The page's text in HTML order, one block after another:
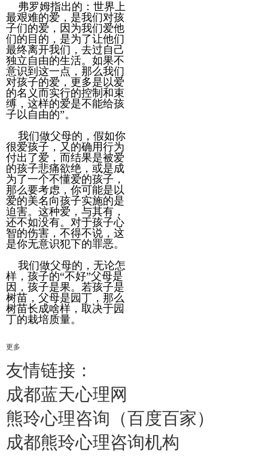
弗罗姆指出的：世界上
最艰难的爱，是我们对孩
子们的爱，因为我们爱他
们的目的，是为了让他们
最终离开我们，去过自己
独立自由的生活。如果不
意识到这一点，那么我们
对孩子的爱，更多是以爱
的名义而实行的控制和束
缚，这样的爱是不能给孩
子以自由的”。
我们做父母的，假如你
很爱孩子，又的确用行为
付出了爱，而结果是被爱
的孩子悲痛欲绝，或是成
为了一个不懂爱的孩子，
那么要考虑，你可能是以
爱的美名向孩子实施的是
迫害。这种爱，与其有，
还不如没有。对于孩子心
智的伤害，不得不说，这
是你无意识犯下的罪恶。
我们做父母的，无论怎
样，孩子的“不好”父母是
因，孩子是果。若孩子是
树苗，父母是园丁，那么
树苗长成啥样，取决于园
丁的栽培质量。
更多
友情链接：
成都蓝天心理网
熊玲心理咨询（百度百家）
成都熊玲心理咨询机构